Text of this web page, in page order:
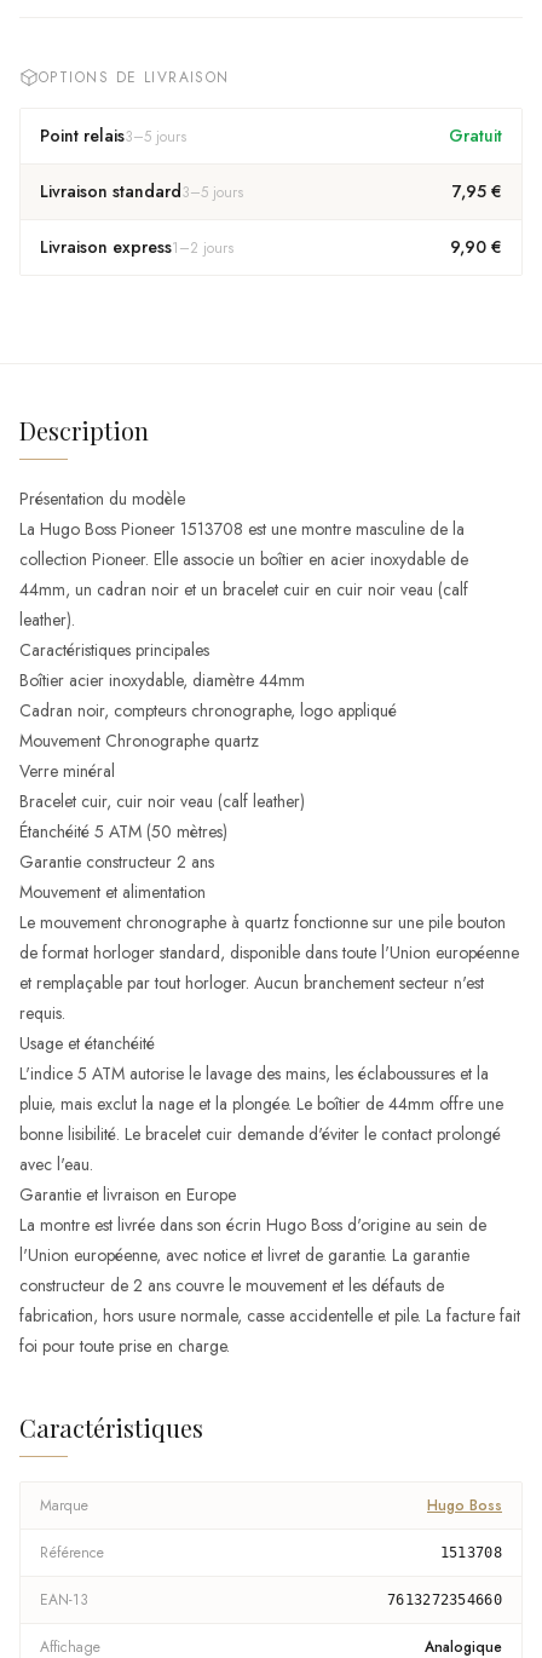
OPTIONS DE LIVRAISON
Point relais3–5 jours Gratuit
Livraison standard3–5 jours 7,95 €
Livraison express1–2 jours 9,90 €
Description
Présentation du modèle
La Hugo Boss Pioneer 1513708 est une montre masculine de la
collection Pioneer. Elle associe un boîtier en acier inoxydable de
44mm, un cadran noir et un bracelet cuir en cuir noir veau (calf
leather).
Caractéristiques principales
Boîtier acier inoxydable, diamètre 44mm
Cadran noir, compteurs chronographe, logo appliqué
Mouvement Chronographe quartz
Verre minéral
Bracelet cuir, cuir noir veau (calf leather)
Étanchéité 5 ATM (50 mètres)
Garantie constructeur 2 ans
Mouvement et alimentation
Le mouvement chronographe à quartz fonctionne sur une pile bouton
de format horloger standard, disponible dans toute l'Union européenne
et remplaçable par tout horloger. Aucun branchement secteur n'est
requis.
Usage et étanchéité
L'indice 5 ATM autorise le lavage des mains, les éclaboussures et la
pluie, mais exclut la nage et la plongée. Le boîtier de 44mm offre une
bonne lisibilité. Le bracelet cuir demande d'éviter le contact prolongé
avec l'eau.
Garantie et livraison en Europe
La montre est livrée dans son écrin Hugo Boss d'origine au sein de
l'Union européenne, avec notice et livret de garantie. La garantie
constructeur de 2 ans couvre le mouvement et les défauts de
fabrication, hors usure normale, casse accidentelle et pile. La facture fait
foi pour toute prise en charge.
Caractéristiques
Marque Hugo Boss
Référence 1513708
EAN-13 7613272354660
Affichage Analogique